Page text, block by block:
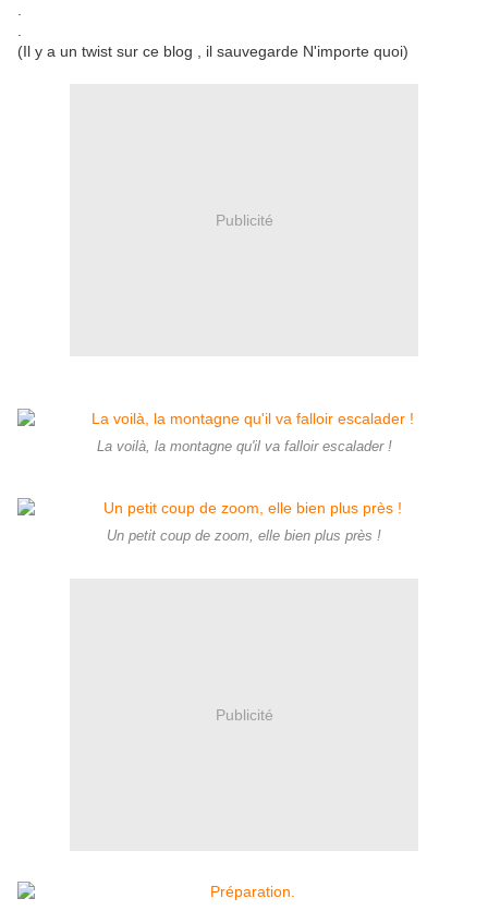
(Il y a un twist sur ce blog , il sauvegarde N'importe quoi)
Publicité
La voilà, la montagne qu'il va falloir escalader !
Un petit coup de zoom, elle bien plus près !
Publicité